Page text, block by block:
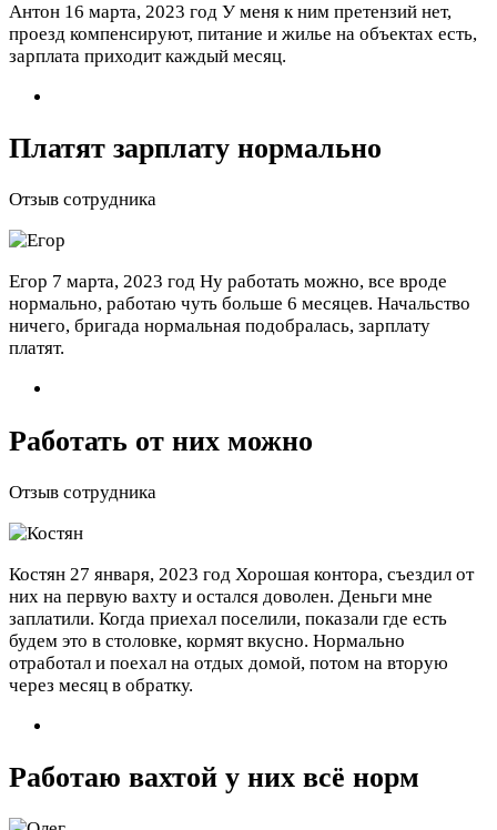
Антон 16 марта, 2023 год У меня к ним претензий нет,
проезд компенсируют, питание и жилье на объектах есть,
зарплата приходит каждый месяц.
Платят зарплату нормально
Отзыв сотрудника
Егор 7 марта, 2023 год Ну работать можно, все вроде
нормально, работаю чуть больше 6 месяцев. Начальство
ничего, бригада нормальная подобралась, зарплату
платят.
Работать от них можно
Отзыв сотрудника
Костян 27 января, 2023 год Хорошая контора, съездил от
них на первую вахту и остался доволен. Деньги мне
заплатили. Когда приехал поселили, показали где есть
будем это в столовке, кормят вкусно. Нормально
отработал и поехал на отдых домой, потом на вторую
через месяц в обратку.
Работаю вахтой у них всё норм